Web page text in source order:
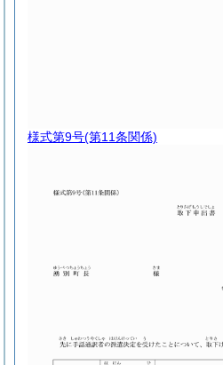
様式第9号(第11条関係)